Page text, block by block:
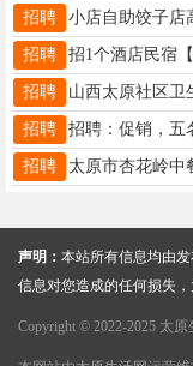
招聘
招聘
招聘
招聘
招聘
声明： 本站所有信息均由
信息对您造成的任何损失，
Copyright © 2022-2025 太原